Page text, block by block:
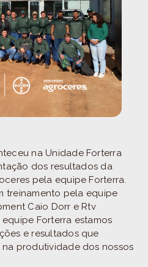
na Unidade Forterra
dos resultados da
pela equipe Forterra.
treinamento pela equipe
Caio Dorr e Rtv
Forterra estamos
e resultados que
produtividade dos nossos